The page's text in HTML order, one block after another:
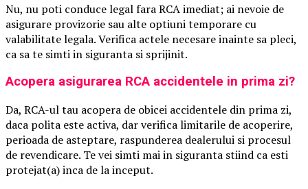
Nu, nu poti conduce legal fara RCA imediat; ai nevoie de
asigurare provizorie sau alte optiuni temporare cu
valabilitate legala. Verifica actele necesare inainte sa pleci,
ca sa te simti in siguranta si sprijinit.
Acopera asigurarea RCA accidentele in prima zi?
Da, RCA-ul tau acopera de obicei accidentele din prima zi,
daca polita este activa, dar verifica limitarile de acoperire,
perioada de asteptare, raspunderea dealerului si procesul
de revendicare. Te vei simti mai in siguranta stiind ca esti
protejat(a) inca de la inceput.